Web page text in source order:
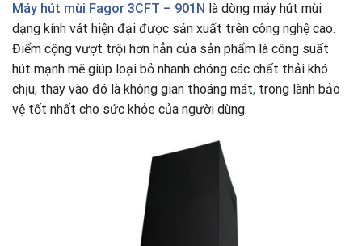
Máy hút mùi Fagor 3CFT – 901N là dòng máy hút mùi
dạng kính vát hiện đại được sản xuất trên công nghệ cao.
Điểm cộng vượt trội hơn hẳn của sản phẩm là công suất
hút mạnh mẽ giúp loại bỏ nhanh chóng các chất thải khó
chịu, thay vào đó là không gian thoáng mát, trong lành bảo
vệ tốt nhất cho sức khỏe của người dùng.